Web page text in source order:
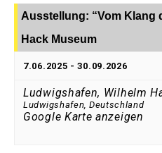
Ausstellung: “Vom Klang
Hack Museum
7.06.2025 -30.09.2026
Ludwigshafen, Wilhelm
Ludwigshafen, Deutschland
Google Karte anzeigen